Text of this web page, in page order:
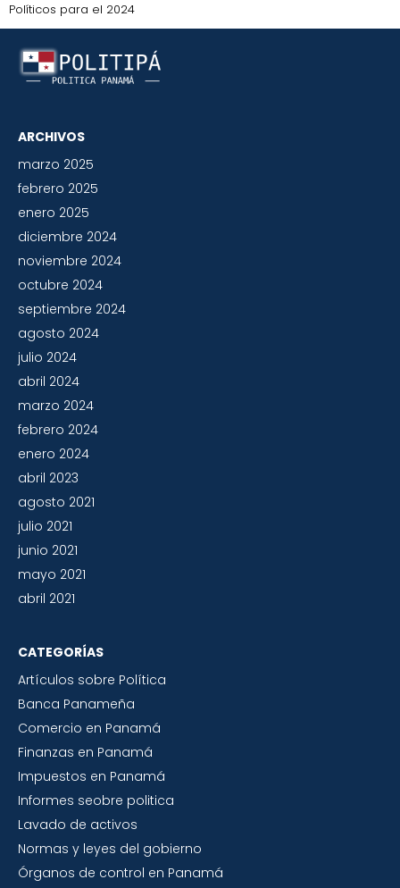
Políticos para el 2024
ARCHIVOS
marzo 2025
febrero 2025
enero 2025
diciembre 2024
noviembre 2024
octubre 2024
septiembre 2024
agosto 2024
julio 2024
abril 2024
marzo 2024
febrero 2024
enero 2024
abril 2023
agosto 2021
julio 2021
junio 2021
mayo 2021
abril 2021
CATEGORÍAS
Artículos sobre Política
Banca Panameña
Comercio en Panamá
Finanzas en Panamá
Impuestos en Panamá
Informes seobre politica
Lavado de activos
Normas y leyes del gobierno
Órganos de control en Panamá